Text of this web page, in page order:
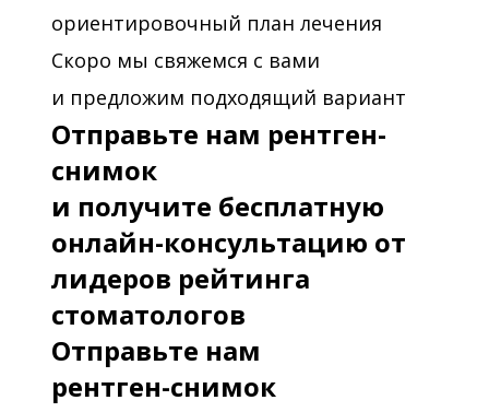
ориентировочный план лечения
Скоро мы свяжемся с вами
и предложим подходящий вариант
Отправьте нам рентген-
снимок
и получите бесплатную
онлайн-консультацию от
лидеров рейтинга
стоматологов
Отправьте нам
рентген-снимок